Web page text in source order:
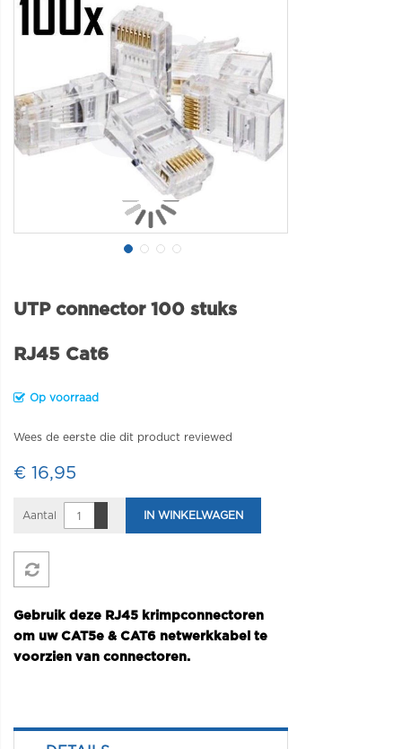
UTP connector 100 stuks
RJ45 Cat6
Op voorraad
Wees de eerste die dit product reviewed
€ 16,95
Aantal IN WINKELWAGEN
Gebruik deze RJ45 krimpconnectoren
om uw CAT5e & CAT6 netwerkkabel te
voorzien van connectoren.